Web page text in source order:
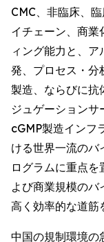
CMC、非臨床、
イチェーン、商業
ィング能力と、
発、プロセス・分
製造、ならびに抗
ジュゲーション
cGMP製造インフ
ける世界一流のバ
ログラムに重点
よび商業規模の
高く効率的な道筋
中国の規制環境の